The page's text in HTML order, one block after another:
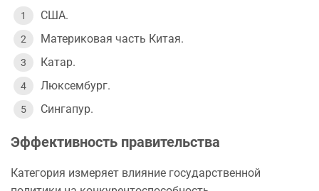
США.
Материковая часть Китая.
Катар.
Люксембург.
Сингапур.
Эффективность правительства
Категория измеряет влияние государственной